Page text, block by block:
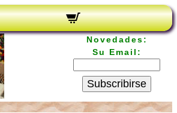
Novedades:
Su Email:
Subscribirse